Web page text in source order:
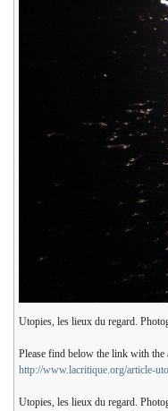
Utopies, les lieux du regard.
Please find below the link with the
http://www.lacritique.org/article-
Utopies, les lieux du regard.